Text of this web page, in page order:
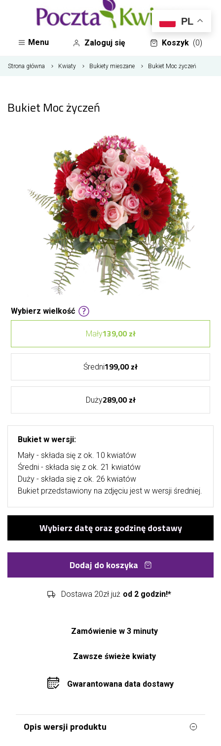
Menu Zaloguj się Koszyk (0)
Strona główna Kwiaty Bukiety mieszane Bukiet Moc życzeń
Bukiet Moc życzeń
Wybierz wielkość
Mały139,00 zł
Średni199,00 zł
Duży289,00 zł
Bukiet w wersji:
Mały - składa się z ok. 10 kwiatów
Średni - składa się z ok. 21 kwiatów
Duży - składa się z ok. 26 kwiatów
Bukiet przedstawiony na zdjęciu jest w wersji średniej.
Dodaj do koszyka
Dostawa 20zł już od 2 godzin!*
Zamówienie w 3 minuty
Zawsze świeże kwiaty
Gwarantowana data dostawy
Opis wersji produktu
PL